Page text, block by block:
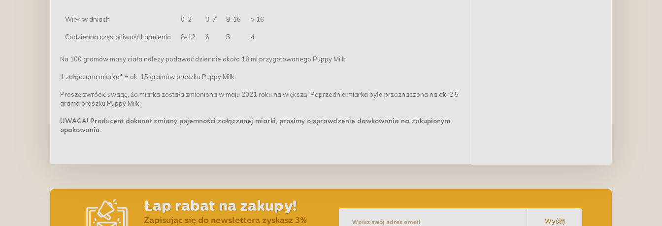
Wiek w dniach 0-2 3-7 8-16 > 16
Codzienna częstotliwość karmienia 8-12 6 5 4
Na 100 gramów masy ciała należy podawać dziennie około 18 ml przygotowanego Puppy Milk.
1 załączona miarka* = ok. 15 gramów proszku Puppy Milk.
Proszę zwrócić uwagę, że miarka została zmieniona w maju 2021 roku na większą. Poprzednia miarka była przeznaczona na ok. 2,5
grama proszku Puppy Milk.
UWAGA! Producent dokonał zmiany pojemności załączonej miarki, prosimy o sprawdzenie dawkowania na zakupionym
opakowaniu.
Łap rabat na zakupy!
Zapisując się do newslettera zyskasz 3% Wyślij